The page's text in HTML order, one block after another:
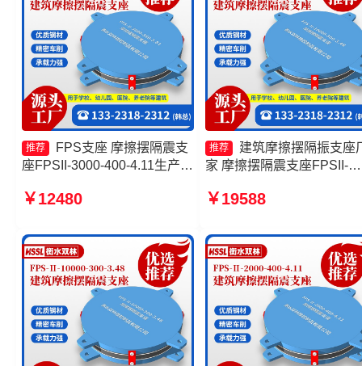
推荐
FPS支座 摩擦摆隔震支
座FPSII-3000-400-4.11生产
产厂家 建筑摩擦摆隔震支座
￥12480
推荐
建筑摩擦摆隔振支座
家 摩擦摆隔震支座FPSII-
厂家 摩擦摆隔震支座FPSII-
￥19588